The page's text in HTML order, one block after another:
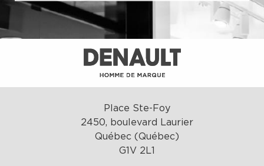
Place Ste-Foy
2450, boulevard Laurier
Québec (Québec)
G1V 2L1